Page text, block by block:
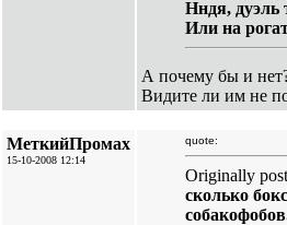
Нндя, дуэль
Или на
А почему бы и
Видите ли им не
МеткийПромах
15-10-2008 12:14
quote:
Originally
сколько